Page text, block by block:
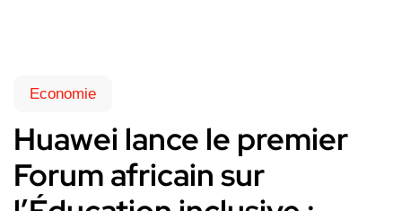
Economie
Huawei lance le premier
Forum africain sur